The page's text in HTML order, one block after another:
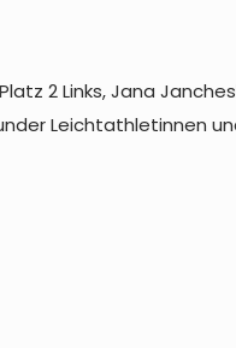
2 Links, Jana
Leichtathletinnen